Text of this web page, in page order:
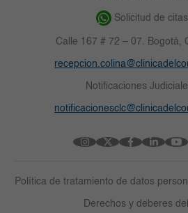
Solicitud de citas
Calle 167 # 72 – 07. Bogotá,
Notificaciones
Política de tratamiento de datos
Derechos y deberes